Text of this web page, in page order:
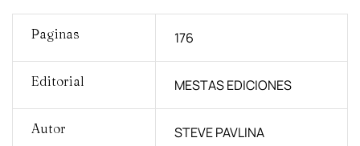
Paginas 176
Editorial MESTAS EDICIONES
Autor STEVE PAVLINA